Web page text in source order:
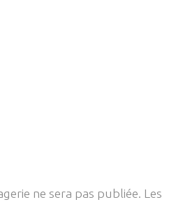
ne sera pas publiée. Les